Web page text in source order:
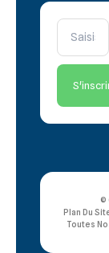
©
Plan Du
Toutes